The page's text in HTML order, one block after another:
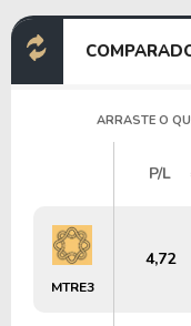
ARRASTE O
P/L
MTRE3
4,72